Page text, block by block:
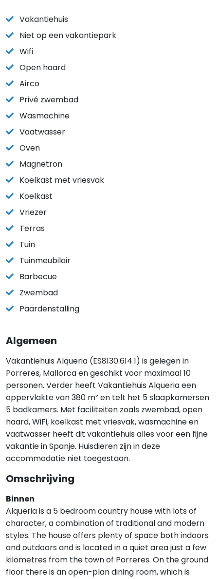
Vakantiehuis
Niet op een vakantiepark
Wifi
Open haard
Airco
Privé zwembad
Wasmachine
Vaatwasser
Oven
Magnetron
Koelkast met vriesvak
Koelkast
Vriezer
Terras
Tuin
Tuinmeubilair
Barbecue
Zwembad
Paardenstalling
Algemeen
Vakantiehuis Alqueria (ES8130.614.1) is gelegen in
Porreres, Mallorca en geschikt voor maximaal 10
personen. Verder heeft Vakantiehuis Alqueria een
oppervlakte van 380 m² en telt het 5 slaapkamersen
5 badkamers. Met faciliteiten zoals zwembad, open
haard, WiFi, koelkast met vriesvak, wasmachine en
vaatwasser heeft dit vakantiehuis alles voor een fijne
vakantie in Spanje. Huisdieren zijn in deze
accommodatie niet toegestaan.
Omschrijving
Binnen
Alqueria is a 5 bedroom country house with lots of
character, a combination of traditional and modern
styles. The house offers plenty of space both indoors
and outdoors and is located in a quiet area just a few
kilometres from the town of Porreres. On the ground
floor there is an open-plan dining room, which is